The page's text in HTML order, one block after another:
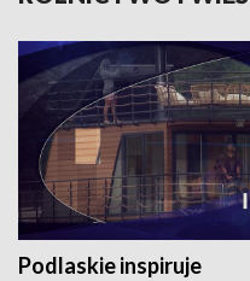
Podlaskie inspiruje